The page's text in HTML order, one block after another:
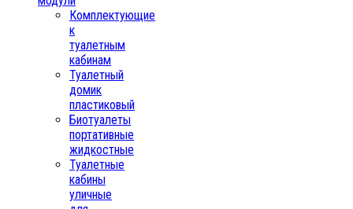
Комплектующие
к
туалетным
кабинам
Туалетный
домик
пластиковый
Биотуалеты
портативные
жидкостные
Туалетные
кабины
уличные